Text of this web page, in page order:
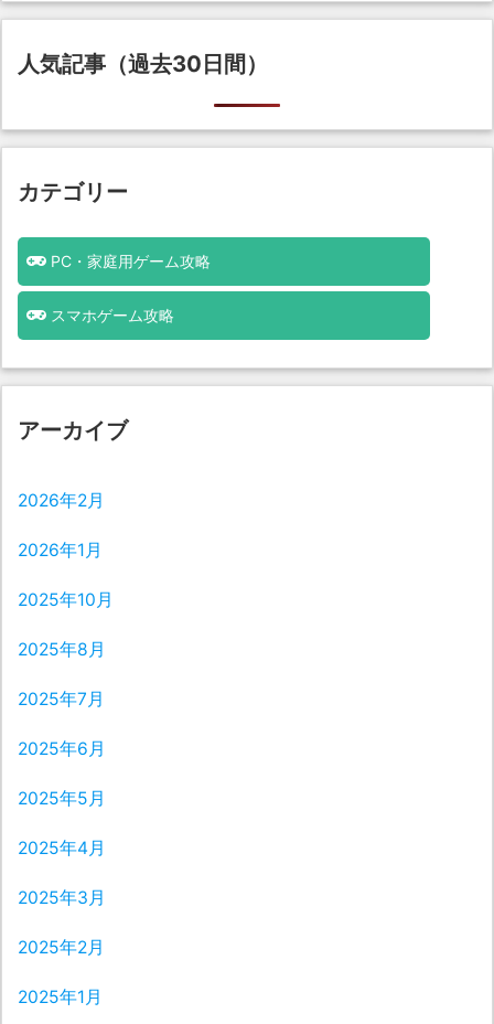
人気記事（過去30日間）
カテゴリー
PC・家庭用ゲーム攻略
スマホゲーム攻略
アーカイブ
2026年2月
2026年1月
2025年10月
2025年8月
2025年7月
2025年6月
2025年5月
2025年4月
2025年3月
2025年2月
2025年1月